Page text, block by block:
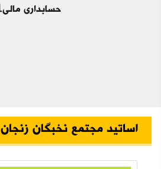
حسابداری مالی1
اساتید مجتمع نخبگان زنجان